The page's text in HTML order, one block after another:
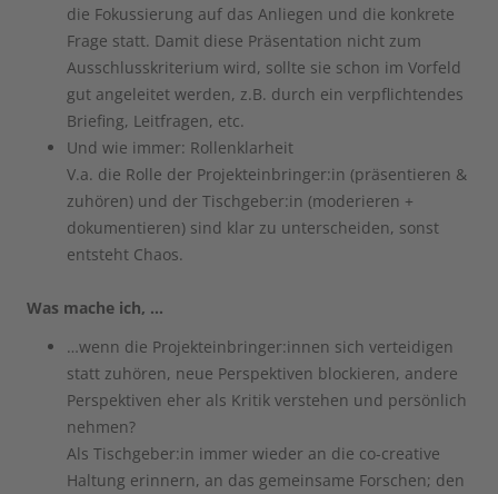
die Fokussierung auf das Anliegen und die konkrete
Frage statt. Damit diese Präsentation nicht zum
Ausschlusskriterium wird, sollte sie schon im Vorfeld
gut angeleitet werden, z.B. durch ein verpflichtendes
Briefing, Leitfragen, etc.
Und wie immer: Rollenklarheit
V.a. die Rolle der Projekteinbringer:in (präsentieren &
zuhören) und der Tischgeber:in (moderieren +
dokumentieren) sind klar zu unterscheiden, sonst
entsteht Chaos.
Was mache ich, …
…wenn die Projekteinbringer:innen sich verteidigen
statt zuhören, neue Perspektiven blockieren, andere
Perspektiven eher als Kritik verstehen und persönlich
nehmen?
Als Tischgeber:in immer wieder an die co-creative
Haltung erinnern, an das gemeinsame Forschen; den